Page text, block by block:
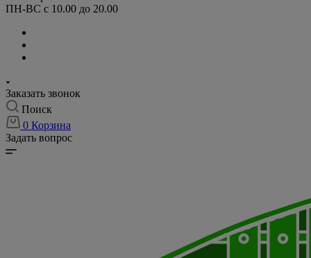
ПН-ВС с 10.00 до 20.00
Заказать звонок
Поиск
0 Корзина
Задать вопрос